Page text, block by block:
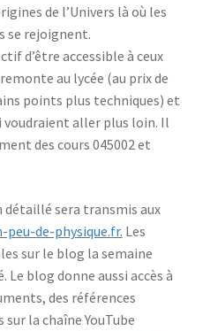
de l’Univers là où les
se rejoignent.
d’être accessible à ceux
au lycée (au prix de
points plus techniques) et
voudraient aller plus loin. Il
des cours 045002 et
sera transmis aux
peu-de-physique.fr. Les
sur le blog la semaine
Le blog donne aussi accès à
des références
la chaîne YouTube